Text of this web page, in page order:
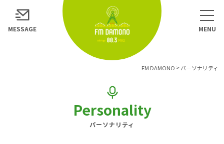
MESSAGE
FM DAMONO >パーソナリティ
Personality
パーソナリティ